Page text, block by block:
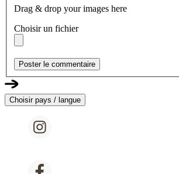
Drag & drop your images here
Choisir un fichier
Poster le commentaire
Choisir pays / langue